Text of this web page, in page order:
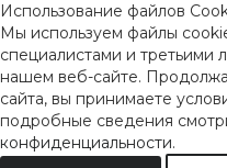
Использование файлов
Мы используем файлы
специалистами и третьими
нашем веб-сайте.
сайта, вы принимаете
подробные сведения
конфиденциальности.